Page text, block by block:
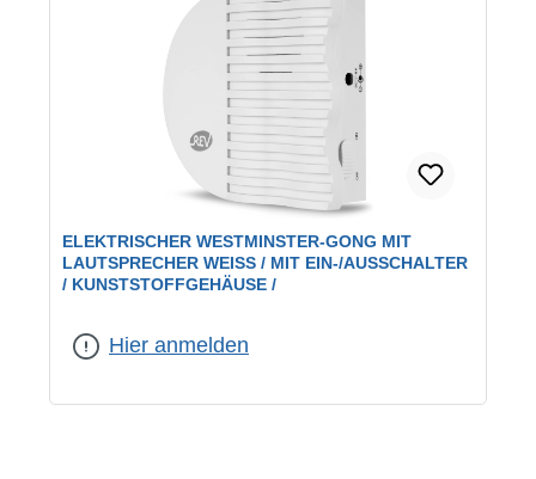
ELEKTRISCHER WESTMINSTER-GONG MIT
LAUTSPRECHER WEISS / MIT EIN-/AUSSCHALTER /
KUNSTSTOFFGEHÄUSE /
Hier anmelden